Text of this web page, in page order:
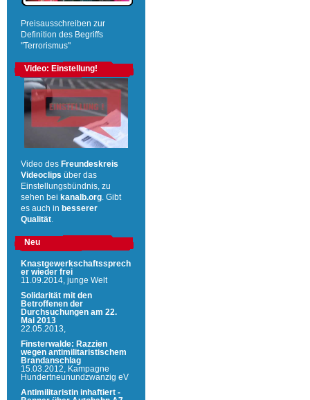
Preisausschreiben zur
Definition des Begriffs
"Terrorismus"
Video: Einstellung!
Video des Freundeskreis
Videoclips über das
Einstellungsbündnis, zu
sehen bei kanalb.org . Gibt
es auch in besserer
Qualität
Neu
Knastgewerkschaftssprech
er wieder frei
11.09.2014, junge Welt
Solidarität mit den
Betroffenen der
Durchsuchungen am 22.
Mai 2013
22.05.2013,
Finsterwalde: Razzien
wegen antimilitaristischem
Brandanschlag
15.03.2012,
Kampagne
Hundertneunundzwanzig eV
Antimilitaristin inhaftiert -